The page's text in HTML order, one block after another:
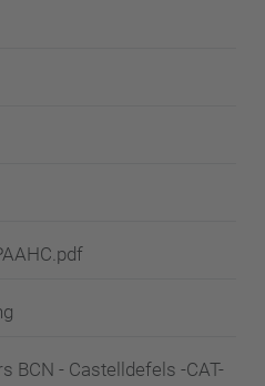
BCN - Castelldefels -CAT-